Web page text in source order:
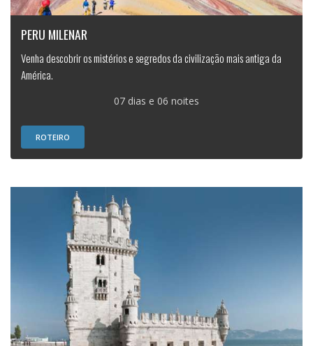
PERU MILENAR
Venha descobrir os mistérios e segredos da civilização mais antiga da
América.
07 dias e 06 noites
ROTEIRO